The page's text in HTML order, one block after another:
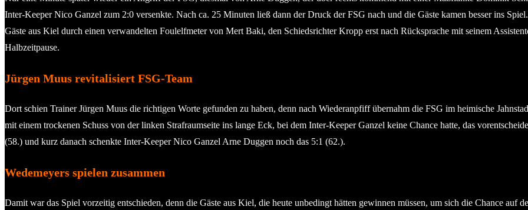
Inter-Keeper Nico Ganzel zum 2:0 versenkte. Nach ca. 25 Minuten ließ dann der Druck der FSG nach und die Gäste kamen besser ins
Gäste aus Kiel durch einen verwandelten Foulelfmeter von Mert Baki, den Schiedsrichter Kropp erst nach Rücksprache mit seinem
Halbzeitpause.
Jürgen Muus revitalisiert FSG-Team
Dort schien Trainer Jürgen Muus die richtigen Worte gefunden zu haben, denn nach Wiederanpfiff übernahm die FSG im heimische
mit einem trockenen Schuss von der linken Strafraumseite ins lange Eck, bei dem Inter-Keeper Ganzel keine Chance hatte, das
(58.) und kurz danach schenkte Inter-Keeper Nico Ganzel Arne Duggen noch das 5:1 (62.).
Wedemeyers spielen zusammen
Damit war das Spiel vorzeitig entschieden, denn die Gäste aus Kiel, die heute unbedingt hätten gewinnen müssen, um sich die Chance auf